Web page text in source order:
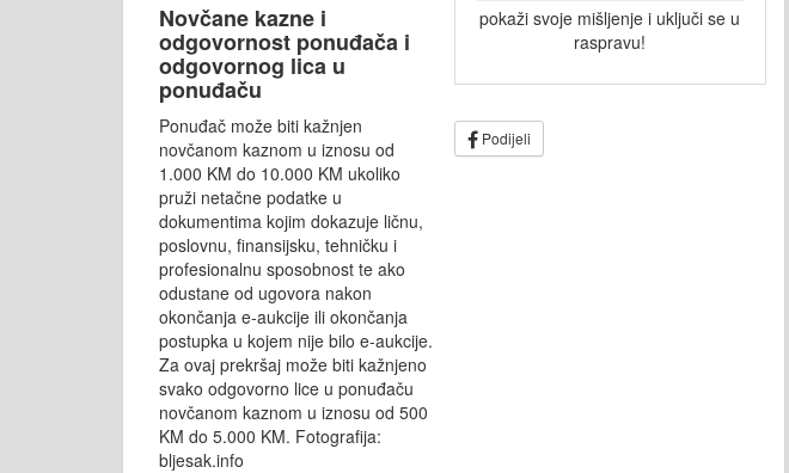
Novčane kazne i
odgovornost ponuđača i
odgovornog lica u
ponuđaču
Ponuđač može biti kažnjen
novčanom kaznom u iznosu od
1.000 KM do 10.000 KM ukoliko
pruži netačne podatke u
dokumentima kojim dokazuje ličnu,
poslovnu, finansijsku, tehničku i
profesionalnu sposobnost te ako
odustane od ugovora nakon
okončanja e-aukcije ili okončanja
postupka u kojem nije bilo e-aukcije.
Za ovaj prekršaj može biti kažnjeno
svako odgovorno lice u ponuđaču
novčanom kaznom u iznosu od 500
KM do 5.000 KM. Fotografija:
bljesak.info
pokaži svoje mišljenje i uključi se u
raspravu!
Podijeli